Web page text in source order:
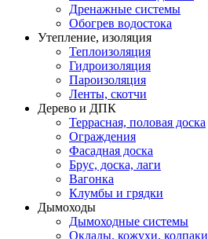
Дренажные системы
Обогрев водостока
Утепление, изоляция
Теплоизоляция
Гидроизоляция
Пароизоляция
Ленты, скотчи
Дерево и ДПК
Террасная, половая доска
Ограждения
Фасадная доска
Брус, доска, лаги
Вагонка
Клумбы и грядки
Дымоходы
Дымоходные системы
Оклады, кожухи, колпаки